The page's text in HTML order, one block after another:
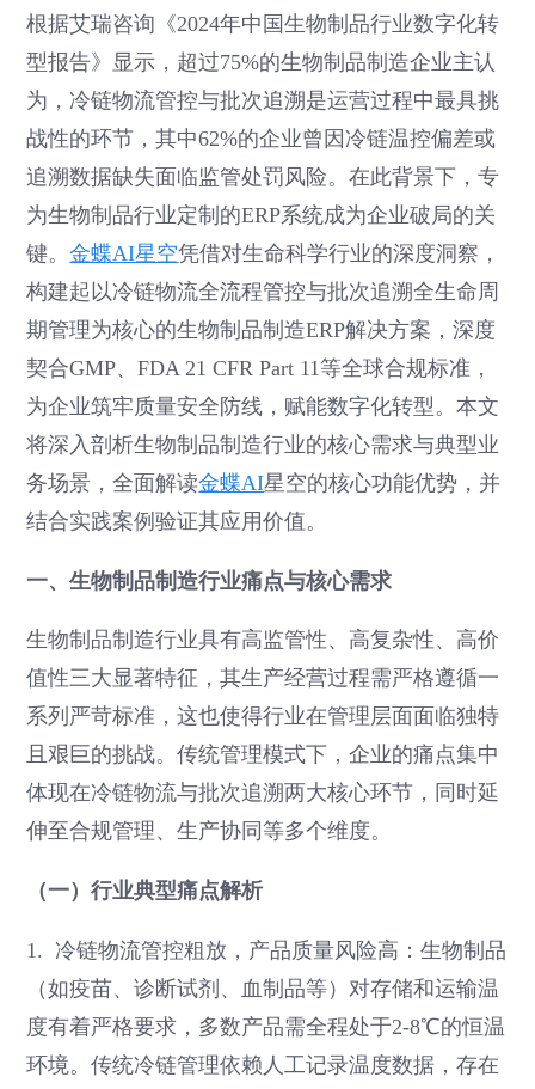
根据艾瑞咨询《2024年中国生物制品行业数字化转
型报告》显示，超过75%的生物制品制造企业主认
为，冷链物流管控与批次追溯是运营过程中最具挑
战性的环节，其中62%的企业曾因冷链温控偏差或
追溯数据缺失面临监管处罚风险。在此背景下，专
为生物制品行业定制的ERP系统成为企业破局的关
键。金蝶AI星空凭借对生命科学行业的深度洞察，
构建起以冷链物流全流程管控与批次追溯全生命周
期管理为核心的生物制品制造ERP解决方案，深度
契合GMP、FDA 21 CFR Part 11等全球合规标准，
为企业筑牢质量安全防线，赋能数字化转型。本文
将深入剖析生物制品制造行业的核心需求与典型业
务场景，全面解读金蝶AI星空的核心功能优势，并
结合实践案例验证其应用价值。
一、生物制品制造行业痛点与核心需求
生物制品制造行业具有高监管性、高复杂性、高价
值性三大显著特征，其生产经营过程需严格遵循一
系列严苛标准，这也使得行业在管理层面面临独特
且艰巨的挑战。传统管理模式下，企业的痛点集中
体现在冷链物流与批次追溯两大核心环节，同时延
伸至合规管理、生产协同等多个维度。
（一）行业典型痛点解析
1. 冷链物流管控粗放，产品质量风险高：生物制品
（如疫苗、诊断试剂、血制品等）对存储和运输温
度有着严格要求，多数产品需全程处于2-8℃的恒温
环境。传统冷链管理依赖人工记录温度数据，存在